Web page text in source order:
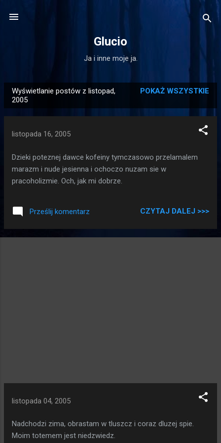
Glucio
Ja i inne moje ja.
o
Wyświetlanie postów z listopad,
2005
POKAŻ WSZYSTKIE
listopada 16, 2005
Dzieki poteznej dawce kofeiny tymczasowo przelamalem
marazm i nude jesienna i ochoczo nuzam sie w
pracoholizmie. Och, jak mi dobrze.
Prześlij komentarz CZYTAJ DALEJ >>>
listopada 04, 2005
Nadchodzi zima, obrastam w tluszcz i coraz dluzej spie.
Moim totemem jest niedzwiedz.